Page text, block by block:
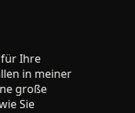
Ihre
in meiner
große
Sie